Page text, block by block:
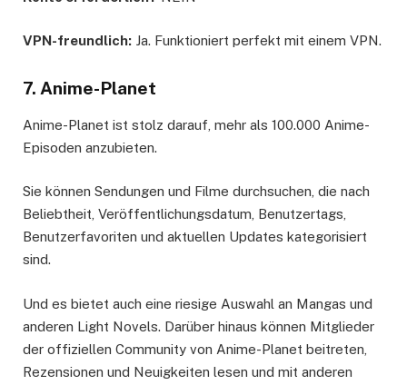
VPN-freundlich: Ja. Funktioniert perfekt mit einem VPN.
7. Anime-Planet
Anime-Planet ist stolz darauf, mehr als 100.000 Anime-
Episoden anzubieten.
Sie können Sendungen und Filme durchsuchen, die nach
Beliebtheit, Veröffentlichungsdatum, Benutzertags,
Benutzerfavoriten und aktuellen Updates kategorisiert
sind.
Und es bietet auch eine riesige Auswahl an Mangas und
anderen Light Novels. Darüber hinaus können Mitglieder
der offiziellen Community von Anime-Planet beitreten,
Rezensionen und Neuigkeiten lesen und mit anderen